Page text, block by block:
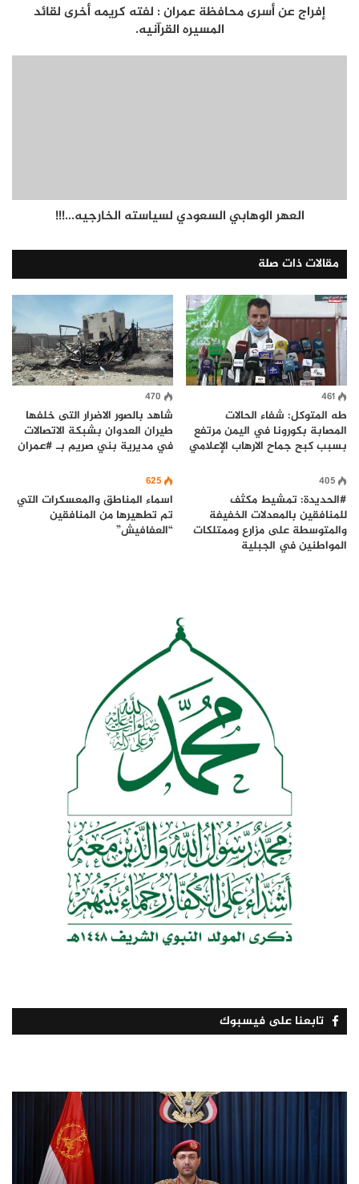
إفراج عن أسرى محافظة عمران : لفته كريمه أخرى لقائد
المسيره القرآنيه.
العهر الوهابي السعودي لسياسته الخارجيه...!!!
مقالات ذات صلة
461
طه المتوكل: شفاء الحالات
المصابة بكورونا في اليمن مرتفع
بسبب كبح جماح الارهاب الإعلامي
470
شاهد بالصور الاضرار التى خلفها
طيران العدوان بشبكة الاتصالات
في مديرية بني صريم بـ #عمران
405
#الحديدة: تمشيط مكثف
للمنافقين بالمعدلات الخفيفة
والمتوسطة على مزارع وممتلكات
المواطنين في الجبلية
625
اسماء المناطق والمعسكرات التي
تم تطهيرها من المنافقين
“العفافيش”
تابعنا على فيسبوك